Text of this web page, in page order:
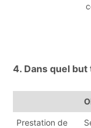
4. Dans quel
Prestation de